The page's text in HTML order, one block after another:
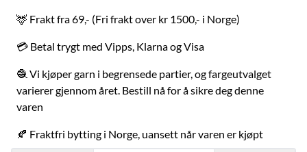
Graveniid-logo på siden. STØRRELSE/STURRODAT: 1-3 år / jagi (ca
48-50 cm) 2-5 år / jagi (ca 50-52 cm) XS, fra 6 år (ca 53-54 cm)
Small (ca 54-55 cm) Lua er tettsittende. Ønsker du en løs og romslig
lue bør du gå opp en størrelse. Ullplagg former seg ved bruk.
I: Karasjok og Alta med stor omtenksomhet for naturen, folk og
dyr. Bivvil er et nordsamisk ord for en person som holder varmen
godt. Ordet brukes også om klær som får en til å holde seg varm.
VASK: Ull er et naturmateriale og renser seg selv, håndvask ved
ned til 20 grader. Om du ønsker plagget mindre/tightere sett
🦌 Frakt fra 69,- (Fri frakt over kr 1500,- i Norge)
💳 Betal trygt med Vipps, Klarna og Visa
🧶 Vi kjøper garn i begrensede partier, og fargeutvalget
varierer gjennom året. Bestill nå for å sikre deg denne
varen
🍂 Fraktfri bytting i Norge, uansett når varen er kjøpt